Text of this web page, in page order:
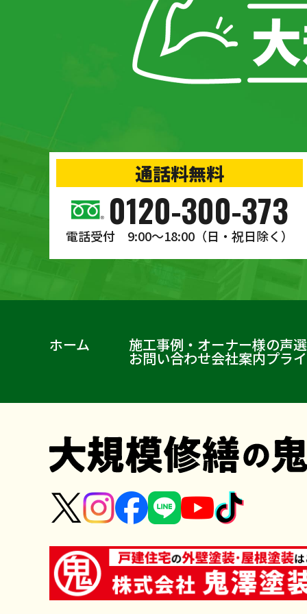
通話料無料
0120-300-373
電話受付 9:00〜18:00 （日・祝日除く）
ホーム 施工事例・オーナー様の声
お問い合わせ会社案内プラ